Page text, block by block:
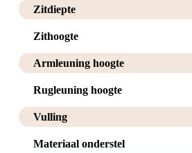
Zitdiepte
Zithoogte
Armleuning hoogte
Rugleuning hoogte
Vulling
Materiaal onderstel